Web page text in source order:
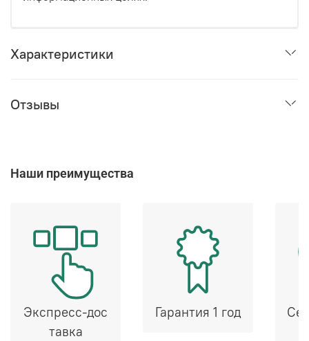
Характеристики
Отзывы
Наши преимущества
Экспресс-дос
тавка
Гарантия 1 год